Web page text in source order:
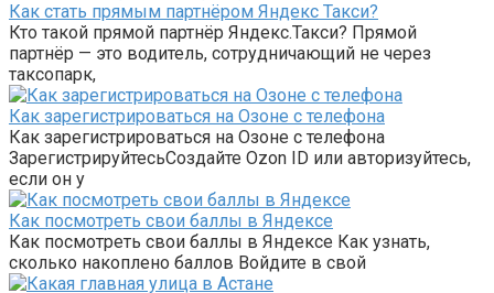
Как стать прямым партнёром Яндекс Такси?
Кто такой прямой партнёр Яндекс.Такси? Прямой
партнёр — это водитель, сотрудничающий не через
таксопарк,
Как зарегистрироваться на Озоне с телефона
Как зарегистрироваться на Озоне с телефона
ЗарегистрируйтесьСоздайте Ozon ID или авторизуйтесь,
если он у
Как посмотреть свои баллы в Яндексе
Как посмотреть свои баллы в Яндексе Как узнать,
сколько накоплено баллов Войдите в свой